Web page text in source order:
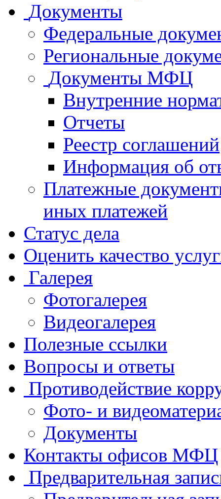
Документы
Федеральные
Региональные
Документы МФЦ
Внутренние
Отчеты
Реестр соглашений
Информация об
Платежные
иных платежей
Статус дела
Оценить качество
Галерея
Фотогалерея
Видеогалерея
Полезные ссылки
Вопросы и ответы
Противодействие
Фото- и
Документы
Контакты офисов МФЦ
Предварительная